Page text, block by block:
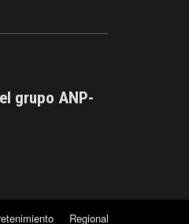
grupo ANP-
Regional